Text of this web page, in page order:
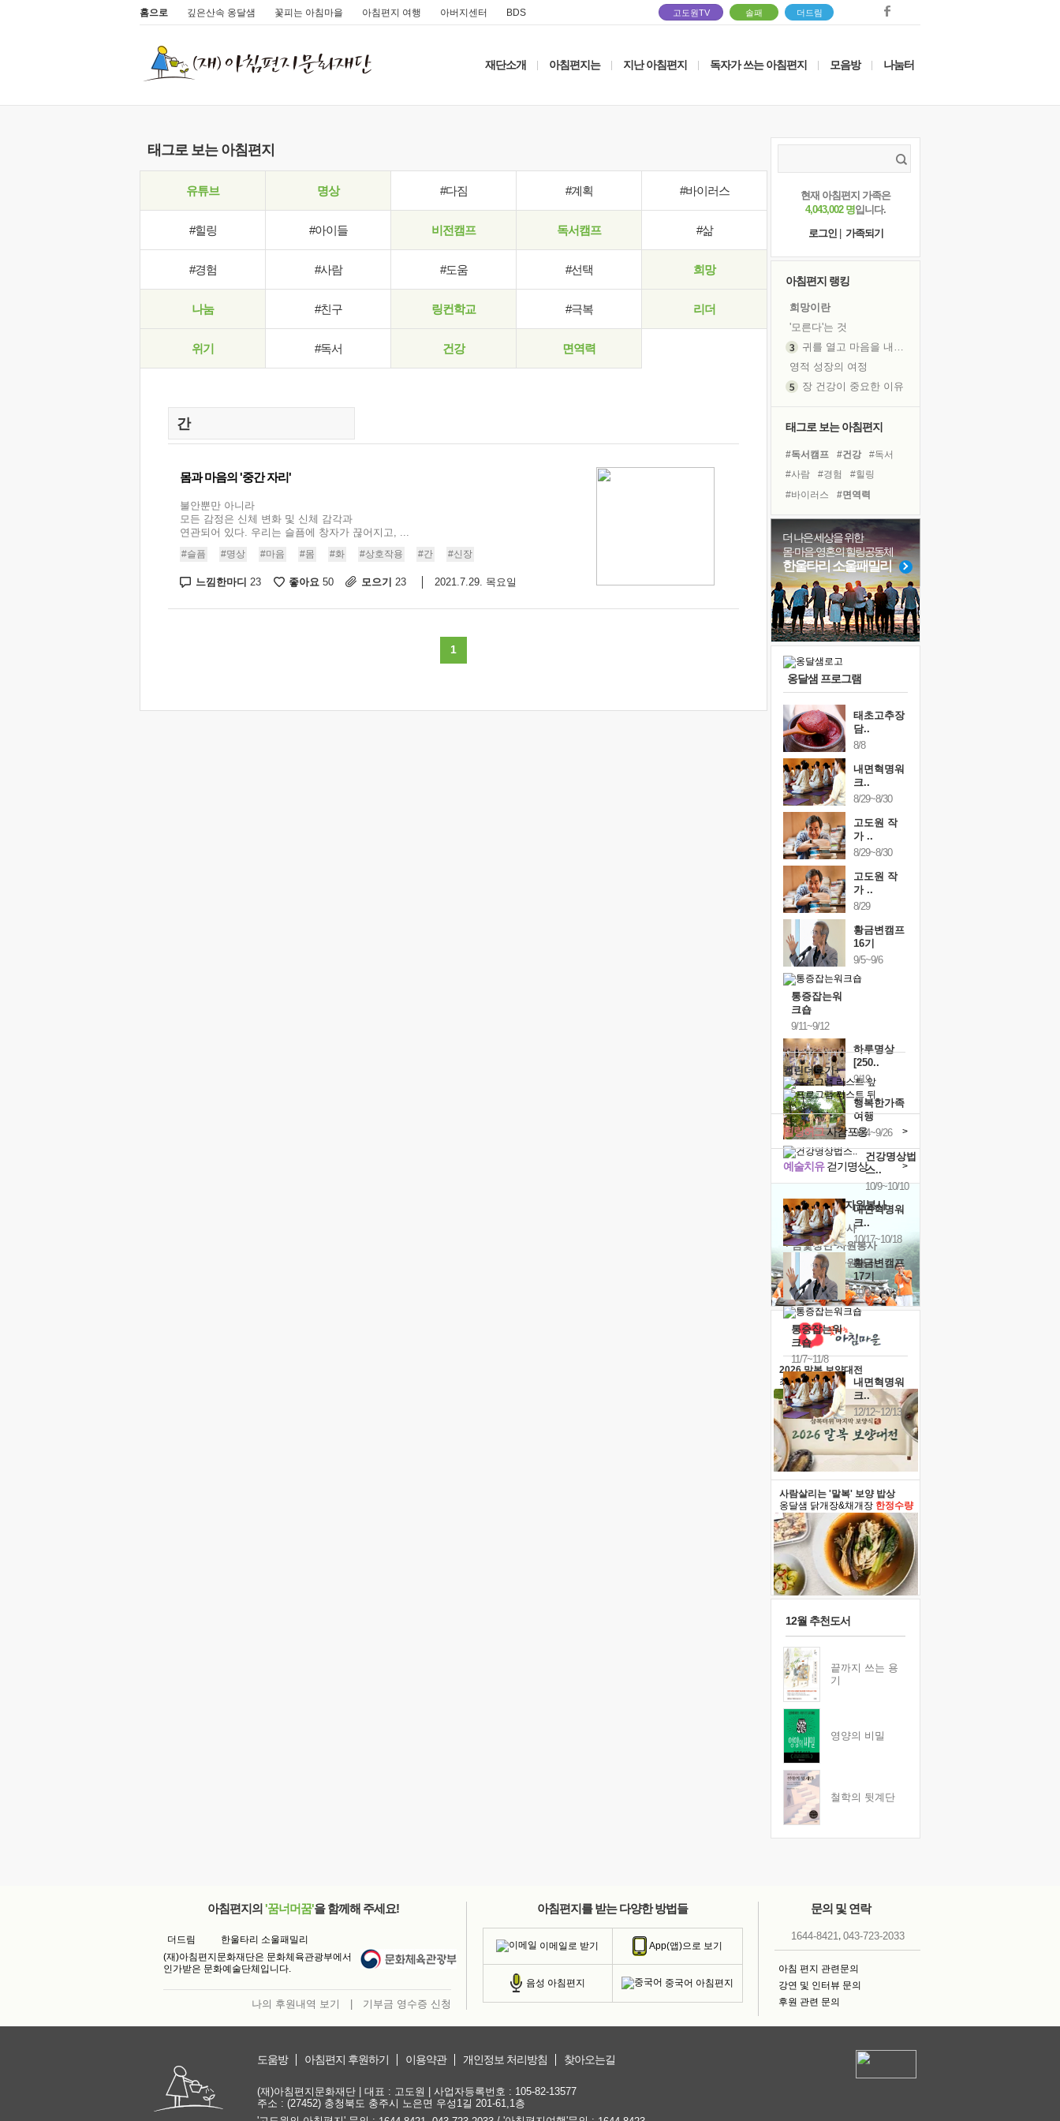
홈으로 깊은산속 옹달샘 꽃피는 아침마을 아침편지 여행 아버지센터 BDS 고도원TV 솔패 더드림
재단소개 아침편지는 지난 아침편지 독자가 쓰는 아침편지 모음방 나눔터
태그로 보는 아침편지
유튜브 명상 #다짐 #계획 #바이러스
#힐링 #아이들 비전캠프 독서캠프 #삶
#경험 #사람 #도움 #선택 희망
나눔 #친구 링컨학교 #극복 리더
위기 #독서 건강 면역력
몸과 마음의 '중간 자리'
불안뿐만 아니라
모든 감정은 신체 변화 및 신체 감각과
연관되어 있다. 우리는 슬픔에 창자가 끊어지고, ...
#슬픔 #명상 #마음 #몸 #화 #상호작용 #간 #신장
느낌한마디 23 좋아요 50 모으기 23 2021.7.29. 목요일
1
현재 아침편지 가족은
4,043,002 명입니다.
로그인
가족되기
아침편지 랭킹
희망이란
'모른다'는 것
귀를 열고 마음을 내어주고
영적 성장의 여정
장 건강이 중요한 이유
흙이 된 몸으로 출근하는 여자
꿈이 실제가 되는 것
'말 타는 법'을 먼저
졸업식 사진을 보며
아픈 아버지를 위한 공간 설계
극심한 변비, 어깨결림, 수면 장애
보고 싶은 어머니
유년 시절의 부산 영도 바다
못된 꼰대들
거울 속의 나
태그로 보는 아침편지
#독서캠프 #건강
#독서
#사람
#경험
#힐링
#바이러스
#면역력
#나눔
#리더
#명상
#선택
#위기
#친구
#도움
#극복
#삶
#비전캠프
#계획
#유튜브
#링컨학교
더 나은 세상을 위한
몸·마음·영혼의 힐링공동체
한울타리 소울패밀리
옹달샘 프로그램
태초고추장
담..
8/8
내면혁명워
크..
8/29~8/30
고도원 작
가 ..
8/29~8/30
고도원 작
가 ..
8/29
황금변캠프
16기
9/5~9/6
통증잡는워
크숍
9/11~9/12
하루명상
[250..
9/19
행복한가족
여행
9/24~9/26
건강명상법
스..
10/9~10/10
내면혁명워
크..
10/17~10/18
황금변캠프
17기
10/30~10/31
통증잡는워
크숍
11/7~11/8
내면혁명워
크..
12/12~12/13
캘린더보기+
예술치유걷기명상 >
힐링허그사감포옹 >
'옹달샘의 꽃'자원봉사
· 청년 자원봉사
· 금빛청년 자원봉사
· 음식연구 자원봉사
2026 말복 보양대전
최대74%할인
사람살리는 '말복' 보양 밥상
옹달샘 닭개장&채개장 한정수량
12월 추천도서
끝까지 쓰는 용
기
영양의 비밀
철학의 뒷계단
아침편지의 '꿈너머꿈'을 함께해 주세요!
더드림
한울타리 소울패밀리
(재)아침편지문화재단은 문화체육관광부에서
인가받은 문화예술단체입니다.
나의 후원내역 보기 기부금 영수증 신청
아침편지를 받는 다양한 방법들
이메일로 받기 App(앱)으로 보기
음성 아침편지 중국어 아침편지
문의 및 연락
1644-8421, 043-723-2033
아침 편지 관련문의
강연 및 인터뷰 문의
후원 관련 문의
도움방 아침편지 후원하기 이용약관 개인정보 처리방침 찾아오는길
(재)아침편지문화재단 | 대표 : 고도원 | 사업자등록번호 : 105-82-13577
주소 : (27452) 충청북도 충주시 노은면 우성1길 201-61,1층